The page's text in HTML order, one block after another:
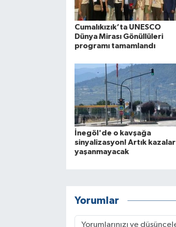
Cumalıkızık’ta UNESCO
Dünya Mirası Gönüllüleri
programı tamamlandı
İnegöl'de o kavşağa
sinyalizasyon! Artık kazalar
yaşanmayacak
Yorumlar